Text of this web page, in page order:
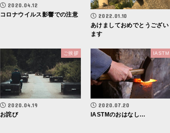
2020.04.12
コロナウイルス影響での注意 2022.01.10
あけましておめでとうござい
ます
ご挨拶
2020.04.19
お詫び
IASTM
2020.07.20
IASTMのおはなし…